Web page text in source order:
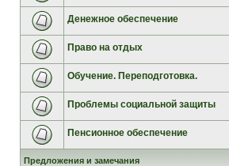
Денежное обеспечение
Право на отдых
Обучение. Переподготовка.
Проблемы социальной защиты
Пенсионное обеспечение
Предложения и замечания